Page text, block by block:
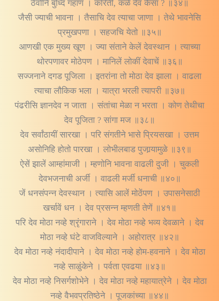
ठेवोनि बुध्दि गहाण । करिती, कळे देव कैसा ? ॥३४॥
जैसी ज्याची भावना । तैसाचि देव त्याचा जाणा । तेथे भावनेसि
प्रमुखपणा । सहजचि येतो ॥३५॥
आणखी एक मुख्य खूण । ज्या संताने केलें देवस्थान । त्याच्या
थोरपणावर मोठेपण । मानिलें लोकीं देवाचें ॥३६॥
सज्जनाने दगड पूजिला । इतरांना तो मोठा देव झाला । वाढला
त्याचा लौकिक भला । यात्रा भरली त्यापरी ॥३७॥
पंढरीसि ज्ञानदेव न जाता । संतांचा मेळा न भरता । कोण तेथीचा
देव पूजिता ? सांगा मज ॥३८॥
देव सर्वांठायीं सारखा । परि संगतीने भासे प्रियसखा । उत्तम
असोनिहि होतो पारखा । लोभीलबाड पुजार्‍यामुळे ॥३९॥
ऐसें झालें आम्हांमाजी । म्हणोनि भावना वाढली दुजी । चुकली
देवभजनाची अर्जी । वाढली मर्जी धनाची ॥४०॥
जें धनसंपन्न देवस्थान । त्यासि आलें मोठेंपण । उपासनेसाठी
खर्चावें धन । देव प्रसन्न म्हणती तेणें ॥४१॥
परि देव मोठा नव्हे श्रृंगाराने । देव मोठा नव्हे भव्य देवळाने । देव
मोठा नव्हे घंटे वाजविल्याने । अहोरात्र ॥४२॥
देव मोठा नव्हे नंदादीपाने । देव मोठा नव्हे होम-हवनाने । देव मोठा
नव्हे साळुंकेने । पर्वता एवढया ॥४३॥
देव मोठा नव्हे निसर्गशोभेने । देव मोठा नव्हे महायात्रेने । देव मोठा
नव्हे वैभवप्रतिष्ठेने । पूजकांच्या ॥४४॥